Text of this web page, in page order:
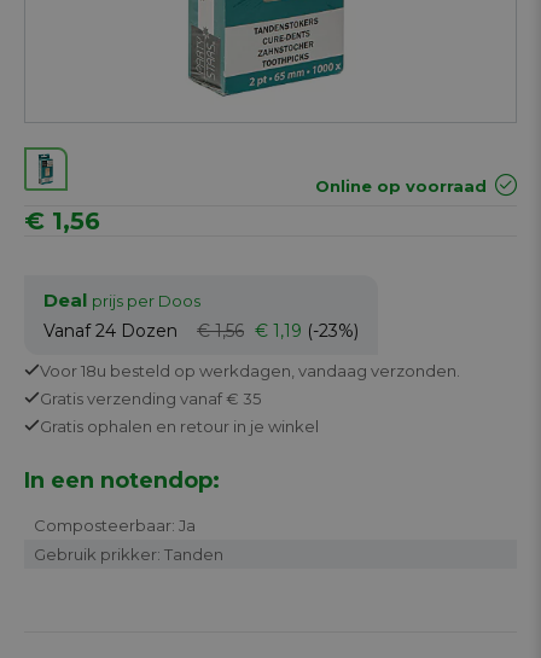
Online op voorraad
€ 1,56
Deal prijs per Doos
Vanaf 24 Dozen € 1,56 € 1,19 (-23%)
Voor 18u besteld op werkdagen, vandaag verzonden.
Gratisverzending vanaf € 35
Gratis ophalen en retour in je winkel
In een notendop:
Composteerbaar: Ja
Gebruik prikker: Tanden